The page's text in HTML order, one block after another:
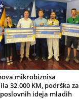
mikrobiznisa
32.000 KM, podrška za
ideja mladih